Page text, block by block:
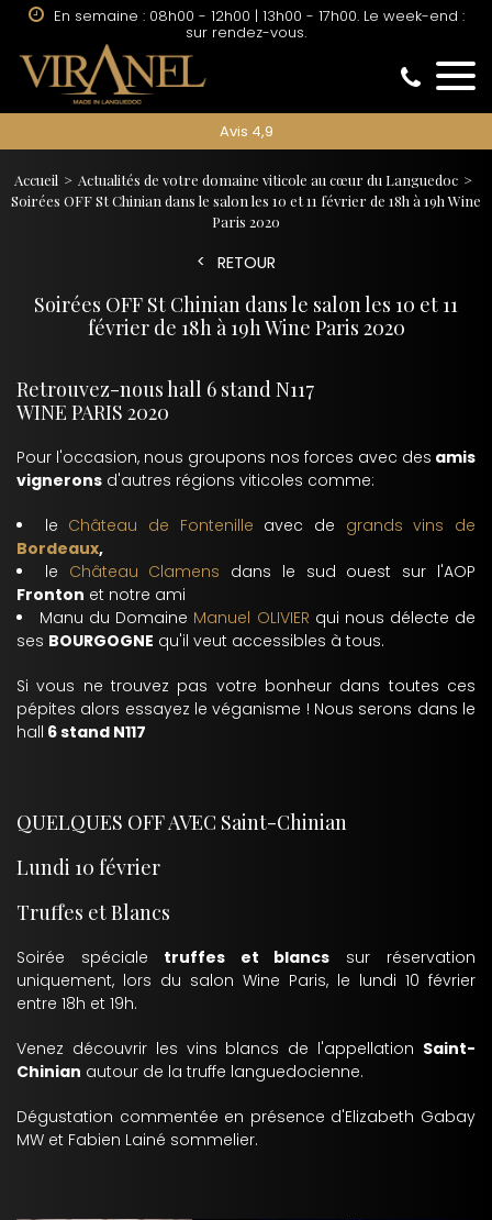
sur rendez-vous.
Avis 4,9
Accueil
Actualités de votre domaine viticole au cœur du Languedoc
Soirées OFF St Chinian dans le salon les 10 et 11 février de 18h à 19h Wine
Paris 2020
RETOUR
Soirées OFF St Chinian dans le salon les 10 et 11
février de 18h à 19h Wine Paris 2020
Retrouvez-nous hall 6 stand N117
WINE PARIS 2020
Pour l'occasion, nous groupons nos forces avec des amis
vignerons d'autres régions viticoles comme:
le Château de Fontenille avec de grands vins de
Bordeaux,
le Château Clamens dans le sud ouest sur l'AOP
Fronton et notre ami
Manu du Domaine Manuel OLIVIER qui nous délecte de
ses BOURGOGNE qu'il veut accessibles à tous.
Si vous ne trouvez pas votre bonheur dans toutes ces
pépites alors essayez le véganisme ! Nous serons dans le
hall 6 stand N117
QUELQUES OFF AVEC Saint-Chinian
Lundi 10 février
Truffes et Blancs
Soirée spéciale truffes et blancs sur réservation
uniquement, lors du salon Wine Paris, le lundi 10 février
entre 18h et 19h.
Venez découvrir les vins blancs de l'appellation Saint-
Chinian autour de la truffe languedocienne.
Dégustation commentée en présence d'Elizabeth Gabay
MW et Fabien Lainé sommelier.